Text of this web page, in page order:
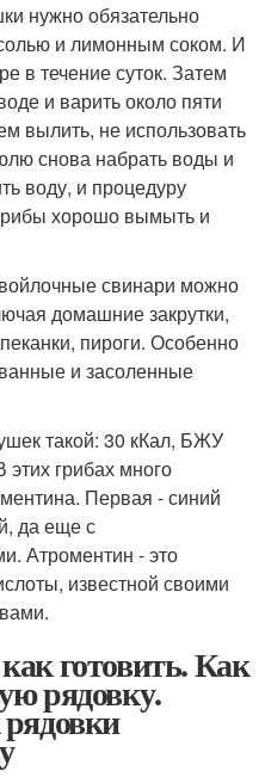
нужно обязательно
и лимонным соком. И
в течение суток. Затем
и варить около пяти
вылить, не использовать
снова набрать воды и
воду, и процедуру
хорошо вымыть и
свинари можно
домашние закрутки,
пироги. Особенно
и засоленные
такой: 30 кКал, БЖУ
этих грибах много
Первая - синий
да еще с
Атроментин - это
известной своими
готовить. Как
рядовку.